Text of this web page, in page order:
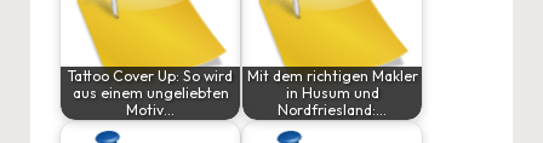
Tattoo Cover Up: So wird
aus einem ungeliebten
Motiv…
Mit dem richtigen Makler
in Husum und
Nordfriesland:…